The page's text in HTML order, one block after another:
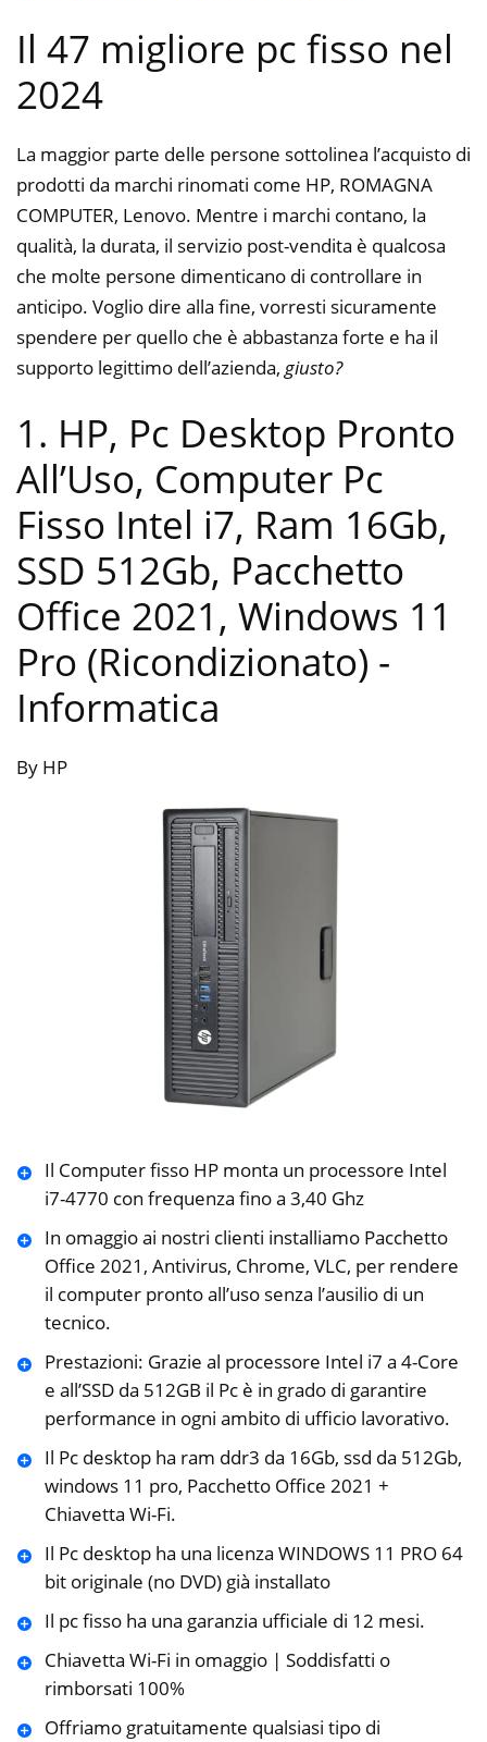
Il 47 migliore pc fisso nel
2024
La maggior parte delle persone sottolinea l’acquisto di
prodotti da marchi rinomati come HP, ROMAGNA
COMPUTER, Lenovo. Mentre i marchi contano, la
qualità, la durata, il servizio post-vendita è qualcosa
che molte persone dimenticano di controllare in
anticipo. Voglio dire alla fine, vorresti sicuramente
spendere per quello che è abbastanza forte e ha il
supporto legittimo dell’azienda, giusto?
1. HP, Pc Desktop Pronto
All’Uso, Computer Pc
Fisso Intel i7, Ram 16Gb,
SSD 512Gb, Pacchetto
Office 2021, Windows 11
Pro (Ricondizionato) -
Informatica
By HP
Il Computer fisso HP monta un processore Intel
i7-4770 con frequenza fino a 3,40 Ghz
In omaggio ai nostri clienti installiamo Pacchetto
Office 2021, Antivirus, Chrome, VLC, per rendere
il computer pronto all’uso senza l’ausilio di un
tecnico.
Prestazioni: Grazie al processore Intel i7 a 4-Core
e all’SSD da 512GB il Pc è in grado di garantire
performance in ogni ambito di ufficio lavorativo.
Il Pc desktop ha ram ddr3 da 16Gb, ssd da 512Gb,
windows 11 pro, Pacchetto Office 2021 +
Chiavetta Wi-Fi.
Il Pc desktop ha una licenza WINDOWS 11 PRO 64
bit originale (no DVD) già installato
Il pc fisso ha una garanzia ufficiale di 12 mesi.
Chiavetta Wi-Fi in omaggio | Soddisfatti o
rimborsati 100%
Offriamo gratuitamente qualsiasi tipo di